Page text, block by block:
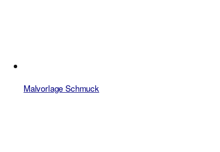
Malvorlage Schmuck